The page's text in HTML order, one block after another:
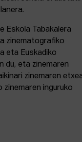
Eskola Tabakalera
zinematografiko
eta Euskadiko
du, eta zinemaren
zinemaren
zinemaren inguruko